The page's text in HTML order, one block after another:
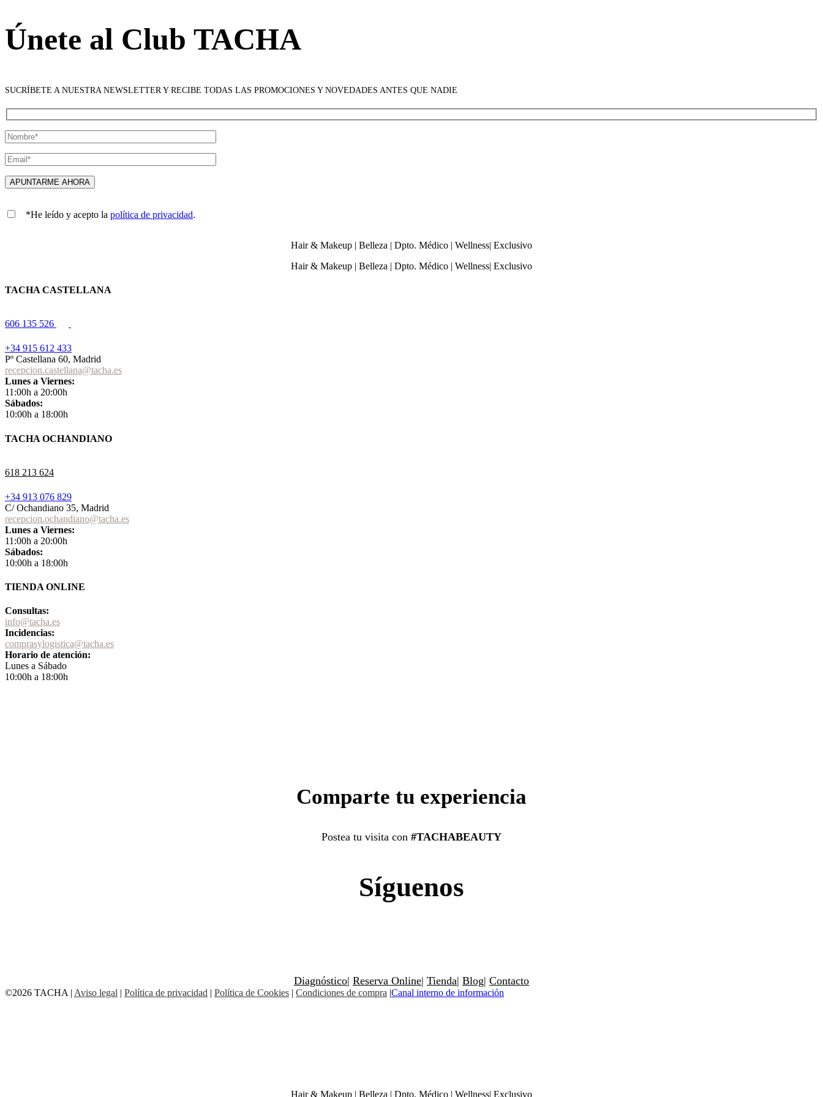
Únete al Club TACHA
SUCRÍBETE A NUESTRA NEWSLETTER Y RECIBE TODAS LAS PROMOCIONES Y NOVEDADES ANTES QUE NADIE
*He leído y acepto la política de privacidad.
Hair & Makeup | Belleza | Dpto. Médico | Wellness| Exclusivo
Hair & Makeup | Belleza | Dpto. Médico | Wellness| Exclusivo
TACHA CASTELLANA
606 135 526
+34 915 612 433
Pº Castellana 60, Madrid
recepcion.castellana@tacha.es
Lunes a Viernes:
11:00h a 20:00h
Sábados:
10:00h a 18:00h
TACHA OCHANDIANO
618 213 624
+34 913 076 829
C/ Ochandiano 35, Madrid
recepcion.ochandiano@tacha.es
Lunes a Viernes:
11:00h a 20:00h
Sábados:
10:00h a 18:00h
TIENDA ONLINE
Consultas:
info@tacha.es
Incidencias:
comprasylogistica@tacha.es
Horario de atención:
Lunes a Sábado
10:00h a 18:00h
Comparte tu experiencia
Postea tu visita con #TACHABEAUTY
Síguenos
Diagnóstico| Reserva Online| Tienda| Blog| Contacto
©2026 TACHA | Aviso legal | Política de privacidad | Política de Cookies | Condiciones de compra |Canal interno de información
Hair & Makeup | Belleza | Dpto. Médico | Wellness| Exclusivo